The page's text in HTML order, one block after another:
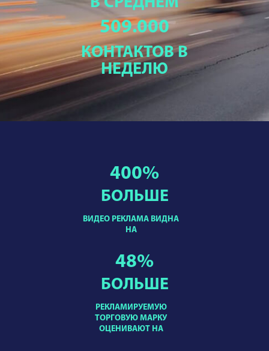
509.000
КОНТАКТОВ В
НЕДЕЛЮ
ВИДЕО РЕКЛАМА ВИДНА
НА
400%
БОЛЬШЕ
РЕКЛАМИРУЕМУЮ
ТОРГОВУЮ МАРКУ
ОЦЕНИВАЮТ НА
48%
БОЛЬШЕ